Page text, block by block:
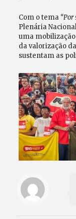
Com o tema
Plenária
uma
da valorização
sustentam as